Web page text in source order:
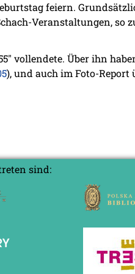
feiern.
Veranstaltungen, so
vollendete. Über ihn
), und auch im Foto-
sind: